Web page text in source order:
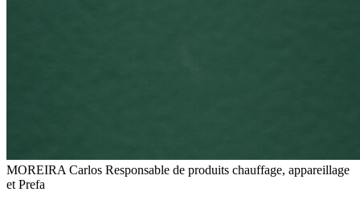
MOREIRA Carlos Responsable de produits chauffage, appareillage
et Prefa